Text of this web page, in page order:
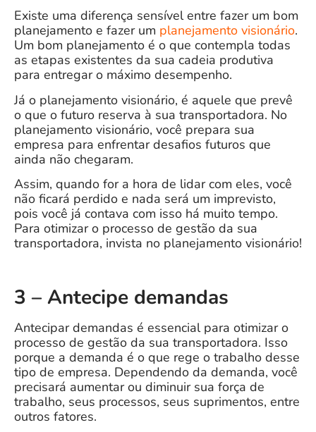
Existe uma diferença sensível entre fazer um bom
planejamento e fazer um planejamento visionário.
Um bom planejamento é o que contempla todas
as etapas existentes da sua cadeia produtiva
para entregar o máximo desempenho.
Já o planejamento visionário, é aquele que prevê
o que o futuro reserva à sua transportadora. No
planejamento visionário, você prepara sua
empresa para enfrentar desafios futuros que
ainda não chegaram.
Assim, quando for a hora de lidar com eles, você
não ficará perdido e nada será um imprevisto,
pois você já contava com isso há muito tempo.
Para otimizar o processo de gestão da sua
transportadora, invista no planejamento visionário!
3 – Antecipe demandas
Antecipar demandas é essencial para otimizar o
processo de gestão da sua transportadora. Isso
porque a demanda é o que rege o trabalho desse
tipo de empresa. Dependendo da demanda, você
precisará aumentar ou diminuir sua força de
trabalho, seus processos, seus suprimentos, entre
outros fatores.